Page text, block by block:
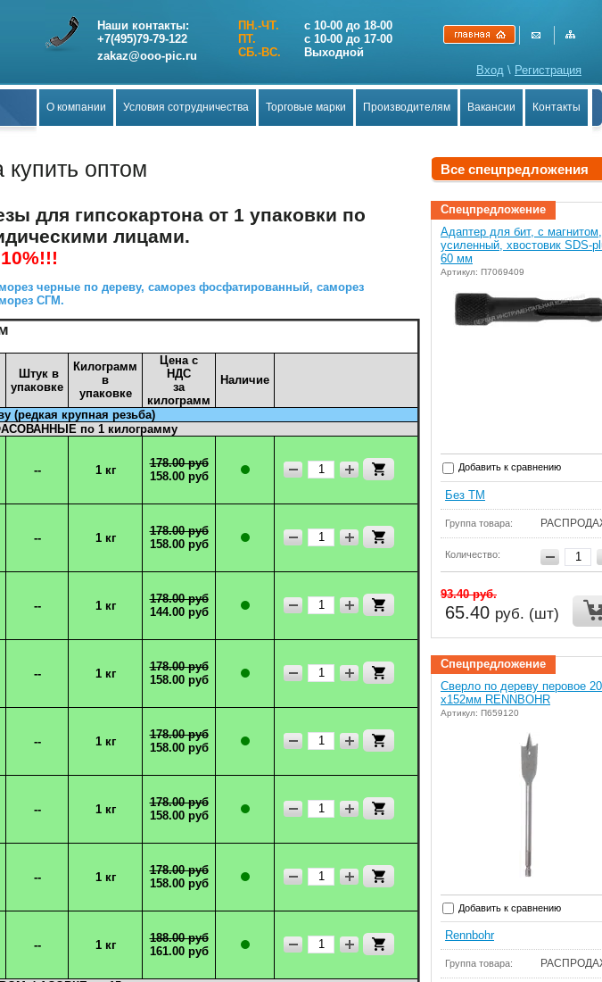
Наши контакты:
+7(495)79-79-122
zakaz@ooo-pic.ru
ПН.-ЧТ.
ПТ.
СБ.-ВС.
с 10-00 до 18-00
с 10-00 до 17-00
Выходной
Вход \ Регистрация
О компании Условия сотрудничества Торговые марки Производителям Вакансии Контакты
оптом
для гипсокартона от 1 упаковки по
лицами.
черные по дереву, саморез фосфатированный, саморез
СГМ.
Штук в
упаковке
Килограмм
в
упаковке
Цена с
НДС
за
килограмм
Наличие
(редкая крупная резьба)
по 1 килограмму
-- 1 кг
178.00 руб
158.00 руб
-- 1 кг
178.00 руб
158.00 руб
-- 1 кг
178.00 руб
144.00 руб
-- 1 кг
178.00 руб
158.00 руб
-- 1 кг
178.00 руб
158.00 руб
-- 1 кг
178.00 руб
158.00 руб
-- 1 кг
178.00 руб
158.00 руб
-- 1 кг
188.00 руб
161.00 руб
Все спецпредложения
Спецпредложение
Адаптер для бит, с магнитом,
усиленный, хвостовик SDS-
60 мм
Артикул: П7069409
Добавить к сравнению
Без ТМ
Группа товара:
Количество:
93.40руб.
65.40 руб. (шт)
Спецпредложение
Сверло по дереву перовое 20
х152мм RENNBOHR
Артикул: П659120
Добавить к сравнению
Rennbohr
Группа товара: